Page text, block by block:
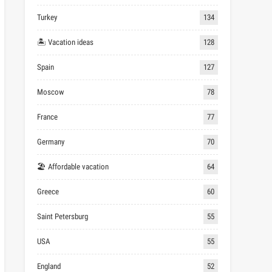
Turkey 134
🏝 Vacation ideas 128
Spain 127
Moscow 78
France 77
Germany 70
🏖 Affordable vacation 64
Greece 60
Saint Petersburg 55
USA 55
England 52